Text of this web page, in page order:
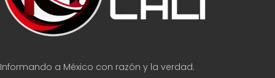
Informando a México con razón y la verdad.